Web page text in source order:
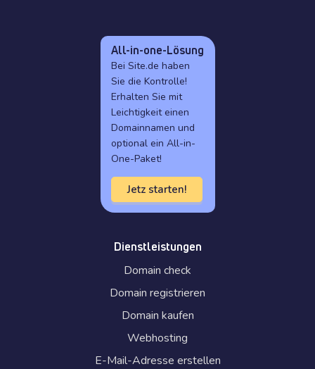
All-in-one-Lösung
Bei Site.de haben
Sie die Kontrolle!
Erhalten Sie mit
Leichtigkeit einen
Domainnamen und
optional ein All-in-
One-Paket!
Jetz starten!
Dienstleistungen
Domain check
Domain registrieren
Domain kaufen
Webhosting
E-Mail-Adresse erstellen